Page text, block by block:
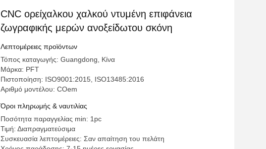
CNC ορείχαλκου χαλκού ντυμένη επιφάνεια
ζωγραφικής μερών ανοξείδωτου σκόνη
Λεπτομέρειες προϊόντων
Τόπος καταγωγής: Guangdong, Κίνα
Μάρκα: PFT
Πιστοποίηση: ISO9001:2015, ISO13485:2016
Αριθμό μοντέλου: COem
Όροι πληρωμής & ναυτιλίας
Ποσότητα παραγγελίας min: 1pc
Τιμή: Διαπραγματεύσιμα
Συσκευασία λεπτομέρειες: Σαν απαίτηση του πελάτη